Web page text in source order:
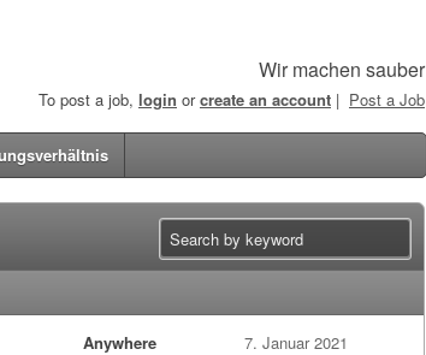
Wir machen sauber
To post a job, login orcreate an account | Post a Job
Anywhere
7. Januar 2021